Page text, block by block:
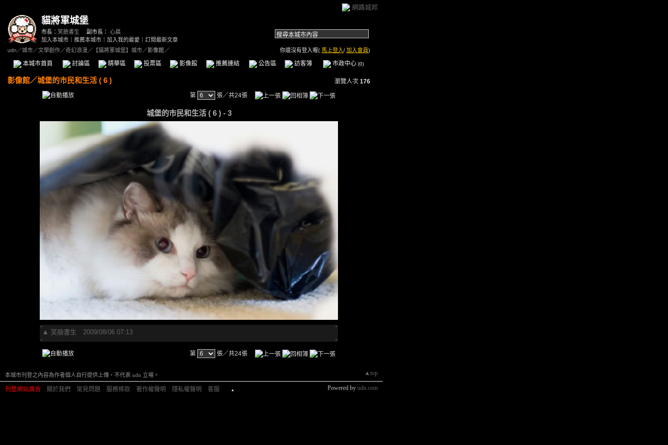
網路城邦
貓將軍城堡
市長： 笑臉書生 副市長： 心晨
加入本城市
推薦本城市 加入我的最愛
訂閱最新文章
udn／城市／文學創作／奇幻浪漫／ 【貓將軍城堡】城市／影像館／ 你還沒有登入喔( 馬上登入/ 加入會員)
本城市首頁 討論區 精華區 投票區 影像館 推薦連結 公告區 訪客簿 市政中心 (0)
影像館／城堡的市民和生活 ( 6 ) 瀏覽人次 176
第
張／共24張
城堡的市民和生活 ( 6 ) - 3
▲ 笑臉書生 2009/08/06 07:13
第 張／共24張
▲top
本城市刊登之內容為作者個人自行提供上傳，不代表 udn 立場。
刊登網站廣告 關於我們 常見問題 服務條款 著作權聲明 隱私權聲明 客服 Powered by udn.com